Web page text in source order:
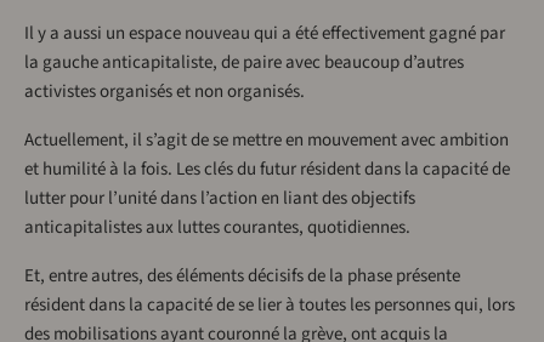
Il y a aussi un espace nouveau qui a été effectivement gagné par
la gauche anticapitaliste, de paire avec beaucoup d’autres
activistes organisés et non organisés.
Actuellement, il s’agit de se mettre en mouvement avec ambition
et humilité à la fois. Les clés du futur résident dans la capacité de
lutter pour l’unité dans l’action en liant des objectifs
anticapitalistes aux luttes courantes, quotidiennes.
Et, entre autres, des éléments décisifs de la phase présente
résident dans la capacité de se lier à toutes les personnes qui, lors
des mobilisations ayant couronné la grève, ont acquis la